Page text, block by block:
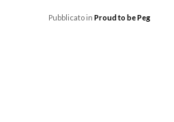
Pubblicato in Proud to be Peg